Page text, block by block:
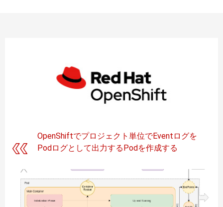
OpenShiftでプロジェクト単位でEventログを
Podログとして出力するPodを作成する